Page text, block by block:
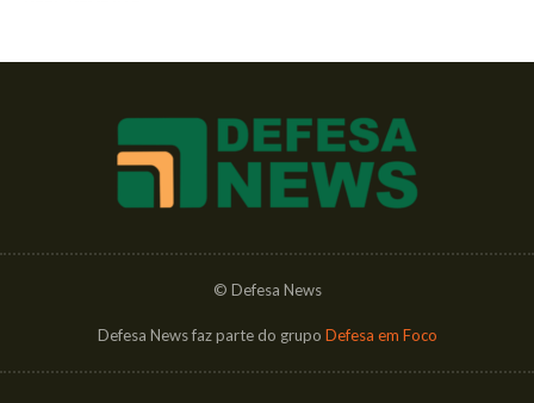
© Defesa News
Defesa News faz parte do grupo Defesa em Foco